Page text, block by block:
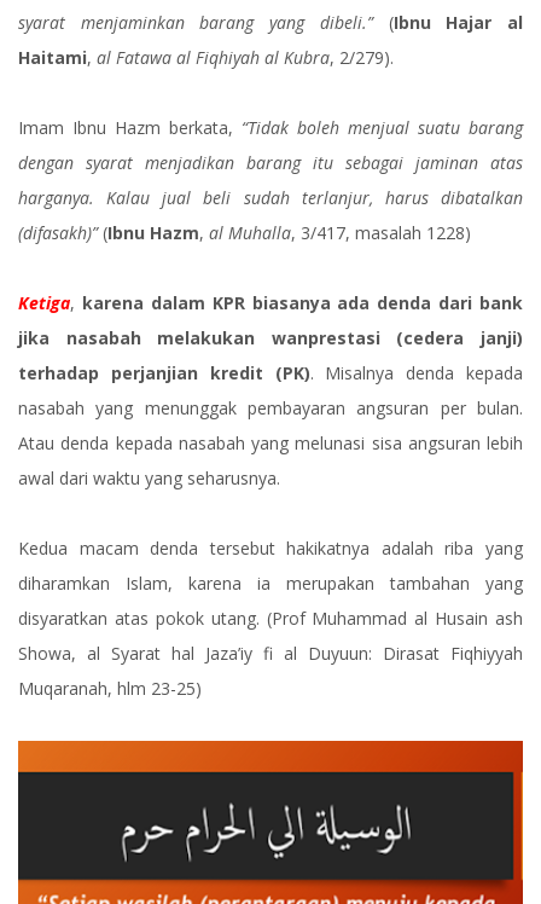
syarat menjaminkan barang yang dibeli.”(Ibnu Hajar al
Haitami, al Fatawa al Fiqhiyah al Kubra, 2/279).
Imam Ibnu Hazm berkata, “Tidak boleh menjual suatu barang
dengan syarat menjadikan barang itu sebagai jaminan atas
harganya. Kalau jual beli sudah terlanjur, harus dibatalkan
(difasakh)”(Ibnu Hazm, al Muhalla, 3/417, masalah 1228)
Ketiga, karena dalam KPR biasanya ada denda dari bank
jika nasabah melakukan wanprestasi (cedera janji)
terhadap perjanjian kredit (PK). Misalnya denda kepada
nasabah yang menunggak pembayaran angsuran per bulan.
Atau denda kepada nasabah yang melunasi sisa angsuran lebih
awal dari waktu yang seharusnya.
Kedua macam denda tersebut hakikatnya adalah riba yang
diharamkan Islam, karena ia merupakan tambahan yang
disyaratkan atas pokok utang. (Prof Muhammad al Husain ash
Showa, al Syarat hal Jaza’iy fi al Duyuun: Dirasat Fiqhiyyah
Muqaranah, hlm 23-25)